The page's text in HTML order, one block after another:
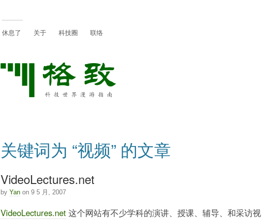
休息了 关于 科技圈 联络
关键词为 “视频” 的文章
VideoLectures.net
by Yanon 9 5 月, 2007
VideoLectures.net这个网站有不少学科的演讲、授课、辅导、和采访视